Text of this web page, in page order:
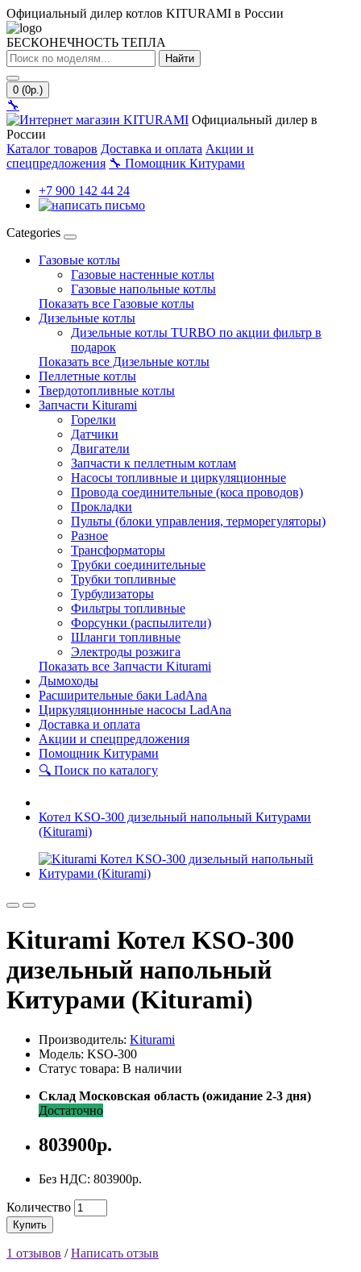
Официальный дилер котлов KITURAMI в России
БЕСКОНЕЧНОСТЬ ТЕПЛА
Найти
0 (0р.)
🔧
Официальный дилер в
России
Каталог товаров Доставка и оплата Акции и
спецпредложения 🔧 Помощник Китурами
+7 900 142 44 24
Categories
Газовые котлы
Газовые настенные котлы
Газовые напольные котлы
Показать все Газовые котлы
Дизельные котлы
Дизельные котлы TURBO по акции фильтр в
подарок
Показать все Дизельные котлы
Пеллетные котлы
Твердотопливные котлы
Запчасти Kiturami
Горелки
Датчики
Двигатели
Запчасти к пеллетным котлам
Насосы топливные и циркуляционные
Провода соединительные (коса проводов)
Прокладки
Пульты (блоки управления, терморегуляторы)
Разное
Трансформаторы
Трубки соединительные
Трубки топливные
Турбулизаторы
Фильтры топливные
Форсунки (распылители)
Шланги топливные
Электроды розжига
Показать все Запчасти Kiturami
Дымоходы
Расширительные баки LadAna
Циркуляционнные насосы LadAna
Доставка и оплата
Акции и спецпредложения
Помощник Китурами
🔍 Поиск по каталогу
Котел KSO-300 дизельный напольный Китурами
(Kiturami)
Kiturami Котел KSO-300
дизельный напольный
Китурами (Kiturami)
Производитель: Kiturami
Модель: KSO-300
Статус товара: В наличии
Склад Московская область (ожидание 2-3 дня)
Достаточно
803900р.
Без НДС: 803900р.
Количество
Купить
1 отзывов /Написать отзыв